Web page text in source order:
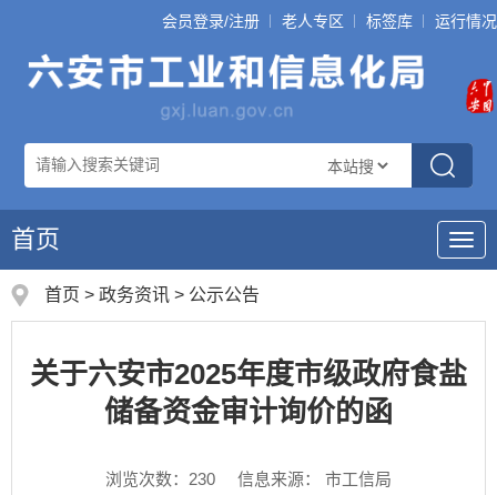
会员登录/注册 老人专区 标签库 运行情况
导
航
首页
首页 > 政务资讯 > 公示公告
关于六安市2025年度市级政府食盐
储备资金审计询价的函
浏览次数： 230
信息来源： 市工信局